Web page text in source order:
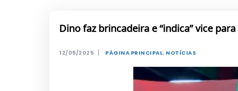
Dino faz brincadeira e “indica” vice
12/05/2025 | PÁGINA PRINCIPAL, NOTÍCIAS